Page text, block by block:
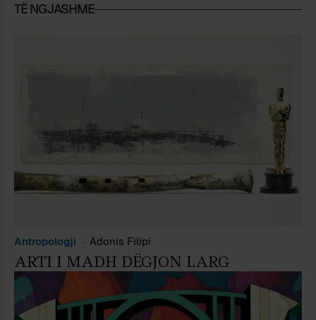
TË NGJASHME
Antropologji Adonis Filipi
ARTI I MADH DËGJON LARG